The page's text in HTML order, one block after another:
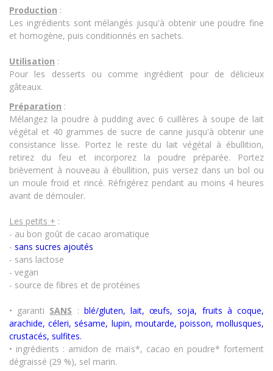
Production :
Les ingrédients sont mélangés jusqu'à obtenir une poudre fine
et homogène, puis conditionnés en sachets.
Utilisation :
Pour les desserts ou comme ingrédient pour de délicieux
gâteaux.
Préparation :
Mélangez la poudre à pudding avec 6 cuillères à soupe de lait
végétal et 40 grammes de sucre de canne jusqu'à obtenir une
consistance lisse. Portez le reste du lait végétal à ébullition,
retirez du feu et incorporez la poudre préparée. Portez
brièvement à nouveau à ébullition, puis versez dans un bol ou
un moule froid et rincé. Réfrigérez pendant au moins 4 heures
avant de démouler.
Les petits + :
- au bon goût de cacao aromatique
- sans sucres ajoutés
- sans lactose
- vegan
- source de fibres et de protéines
• garanti SANS : blé/gluten, lait, œufs, soja, fruits à coque,
arachide, céleri, sésame, lupin, moutarde, poisson, mollusques,
crustacés, sulfites.
• ingrédients : amidon de maïs*, cacao en poudre* fortement
dégraissé (29 %), sel marin.